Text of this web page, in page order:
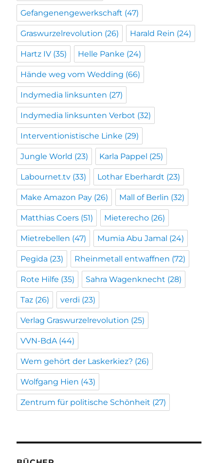
Gefangenengewerkschaft (47)
Graswurzelrevolution (26) Harald Rein (24)
Hartz IV (35) Helle Panke (24)
Hände weg vom Wedding (66)
Indymedia linksunten (27)
Indymedia linksunten Verbot (32)
Interventionistische Linke (29)
Jungle World (23) Karla Pappel (25)
Labournet.tv (33) Lothar Eberhardt (23)
Make Amazon Pay (26) Mall of Berlin (32)
Matthias Coers (51) Mieterecho (26)
Mietrebellen (47) Mumia Abu Jamal (24)
Pegida (23) Rheinmetall entwaffnen (72)
Rote Hilfe (35) Sahra Wagenknecht (28)
Taz (26) verdi (23)
Verlag Graswurzelrevolution (25)
VVN-BdA (44)
Wem gehört der Laskerkiez? (26)
Wolfgang Hien (43)
Zentrum für politische Schönheit (27)